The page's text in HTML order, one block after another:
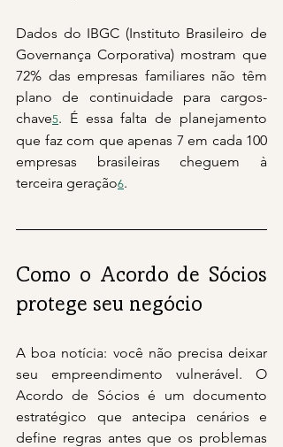
Dados do IBGC (Instituto Brasileiro de
Governança Corporativa) mostram que
72% das empresas familiares não têm
plano de continuidade para cargos-
chave5. É essa falta de planejamento
que faz com que apenas 7 em cada 100
empresas brasileiras cheguem à
terceira geração6.
Como o Acordo de Sócios
protege seu negócio
A boa notícia: você não precisa deixar
seu empreendimento vulnerável. O
Acordo de Sócios é um documento
estratégico que antecipa cenários e
define regras antes que os problemas